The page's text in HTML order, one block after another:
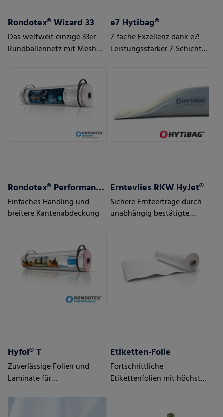
Rondotex® Wizard 33
Das weltweit einzige 33er
Rundballennetz mit Mesh
e7 Hytibag®
7-fache Exzellenz dank e7!
Leistungsstarker 7-Schicht-
Rondotex® Performance+ Rundballennetz
Einfaches Handling und
breitere Kantenabdeckung
Erntevlies RKW HyJet®
Sichere Ernteerträge durch
unabhängig bestätigte
Hyfol® T
Zuverlässige Folien und
Laminate für
Etiketten-Folie
Fortschrittliche
Etikettenfolien mit höchster